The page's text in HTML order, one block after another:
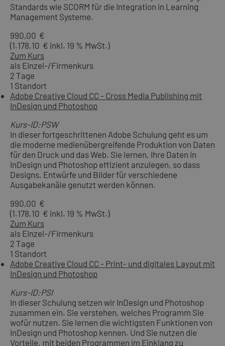
Standards wie SCORM für die Integration in Learning
Management Systeme.
990,00 €
(1.178,10 € inkl. 19 % MwSt.)
Zum Kurs
als Einzel-/Firmenkurs
2 Tage
1 Standort
Adobe Creative Cloud CC - Cross Media Publishing mit
InDesign und Photoshop
Kurs-ID:PSW
In dieser fortgeschrittenen Adobe Schulung geht es um
die moderne medienübergreifende Produktion von Daten
für den Druck und das Web. Sie lernen, Ihre Daten in
InDesign und Photoshop effizient anzulegen, so dass
Designs, Entwürfe und Bilder für verschiedene
Ausgabekanäle genutzt werden können.
990,00 €
(1.178,10 € inkl. 19 % MwSt.)
Zum Kurs
als Einzel-/Firmenkurs
2 Tage
1 Standort
Adobe Creative Cloud CC - Print- und digitales Layout mit
InDesign und Photoshop
Kurs-ID:PSI
In dieser Schulung setzen wir InDesign und Photoshop
zusammen ein. Sie verstehen, welches Programm Sie
wofür nutzen. Sie lernen die wichtigsten Funktionen von
InDesign und Photoshop kennen. Und Sie nutzen die
Vorteile, mit beiden Programmen im Einklang zu